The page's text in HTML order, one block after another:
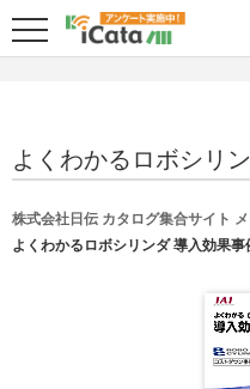
よくわかるロボシリ
株式会社日伝 カタログ集合サイト
よくわかるロボシリンダ 導入効果事